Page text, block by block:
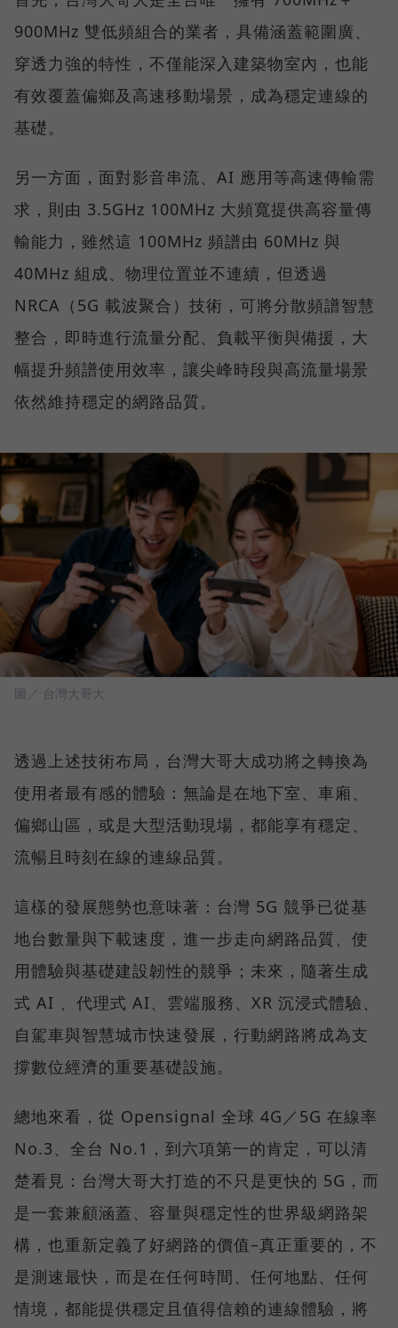
900MHz 雙低頻組合的業者，具備涵蓋範圍廣、
穿透力強的特性，不僅能深入建築物室內，也能
有效覆蓋偏鄉及高速移動場景，成為穩定連線的
基礎。
另一方面，面對影音串流、AI 應用等高速傳輸需
求，則由 3.5GHz 100MHz 大頻寬提供高容量傳
輸能力，雖然這 100MHz 頻譜由 60MHz 與
40MHz 組成、物理位置並不連續，但透過
NRCA（5G 載波聚合）技術，可將分散頻譜智慧
整合，即時進行流量分配、負載平衡與備援，大
幅提升頻譜使用效率，讓尖峰時段與高流量場景
依然維持穩定的網路品質。
圖／ 台灣大哥大
透過上述技術布局，台灣大哥大成功將之轉換為
使用者最有感的體驗：無論是在地下室、車廂、
偏鄉山區，或是大型活動現場，都能享有穩定、
流暢且時刻在線的連線品質。
這樣的發展態勢也意味著：台灣 5G 競爭已從基
地台數量與下載速度，進一步走向網路品質、使
用體驗與基礎建設韌性的競爭；未來，隨著生成
式 AI 、代理式 AI、雲端服務、XR 沉浸式體驗、
自駕車與智慧城市快速發展，行動網路將成為支
撐數位經濟的重要基礎設施。
總地來看，從 Opensignal 全球 4G／5G 在線率
No.3、全台 No.1，到六項第一的肯定，可以清
楚看見：台灣大哥大打造的不只是更快的 5G，而
是一套兼顧涵蓋、容量與穩定性的世界級網路架
構，也重新定義了好網路的價值–真正重要的，不
是測速最快，而是在任何時間、任何地點、任何
情境，都能提供穩定且值得信賴的連線體驗，將